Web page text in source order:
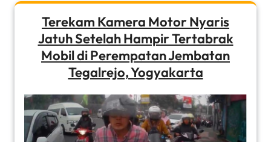
Terekam Kamera Motor Nyaris
Jatuh Setelah Hampir Tertabrak
Mobil di Perempatan Jembatan
Tegalrejo, Yogyakarta